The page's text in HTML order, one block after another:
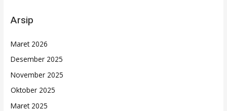
Arsip
Maret 2026
Desember 2025
November 2025
Oktober 2025
Maret 2025